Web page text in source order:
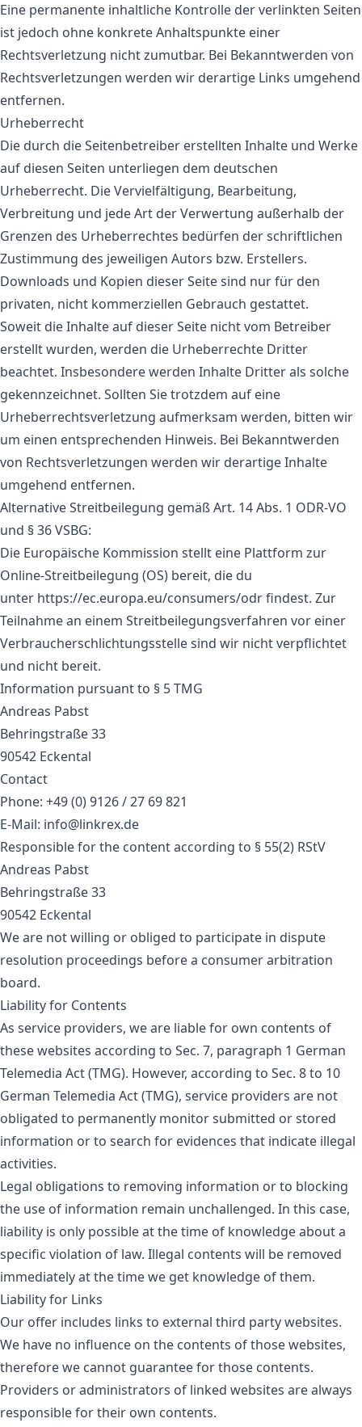
Eine permanente inhaltliche Kontrolle der verlinkten Seiten
ist jedoch ohne konkrete Anhaltspunkte einer
Rechtsverletzung nicht zumutbar. Bei Bekanntwerden von
Rechtsverletzungen werden wir derartige Links umgehend
entfernen.
Urheberrecht
Die durch die Seitenbetreiber erstellten Inhalte und Werke
auf diesen Seiten unterliegen dem deutschen
Urheberrecht. Die Vervielfältigung, Bearbeitung,
Verbreitung und jede Art der Verwertung außerhalb der
Grenzen des Urheberrechtes bedürfen der schriftlichen
Zustimmung des jeweiligen Autors bzw. Erstellers.
Downloads und Kopien dieser Seite sind nur für den
privaten, nicht kommerziellen Gebrauch gestattet.
Soweit die Inhalte auf dieser Seite nicht vom Betreiber
erstellt wurden, werden die Urheberrechte Dritter
beachtet. Insbesondere werden Inhalte Dritter als solche
gekennzeichnet. Sollten Sie trotzdem auf eine
Urheberrechtsverletzung aufmerksam werden, bitten wir
um einen entsprechenden Hinweis. Bei Bekanntwerden
von Rechtsverletzungen werden wir derartige Inhalte
umgehend entfernen.
Alternative Streitbeilegung gemäß Art. 14 Abs. 1 ODR-VO
und § 36 VSBG:
Die Europäische Kommission stellt eine Plattform zur
Online-Streitbeilegung (OS) bereit, die du
unter https://ec.europa.eu/consumers/odrfindest. Zur
Teilnahme an einem Streitbeilegungsverfahren vor einer
Verbraucherschlichtungsstelle sind wir nicht verpflichtet
und nicht bereit.
Information pursuant to § 5 TMG
Andreas Pabst
Behringstraße 33
90542 Eckental
Contact
Phone: +49 (0) 9126 / 27 69 821
E-Mail: info@linkrex.de
Responsible for the content according to § 55(2) RStV
Andreas Pabst
Behringstraße 33
90542 Eckental
We are not willing or obliged to participate in dispute
resolution proceedings before a consumer arbitration
board.
Liability for Contents
As service providers, we are liable for own contents of
these websites according to Sec. 7, paragraph 1 German
Telemedia Act (TMG). However, according to Sec. 8 to 10
German Telemedia Act (TMG), service providers are not
obligated to permanently monitor submitted or stored
information or to search for evidences that indicate illegal
activities.
Legal obligations to removing information or to blocking
the use of information remain unchallenged. In this case,
liability is only possible at the time of knowledge about a
specific violation of law. Illegal contents will be removed
immediately at the time we get knowledge of them.
Liability for Links
Our offer includes links to external third party websites.
We have no influence on the contents of those websites,
therefore we cannot guarantee for those contents.
Providers or administrators of linked websites are always
responsible for their own contents.